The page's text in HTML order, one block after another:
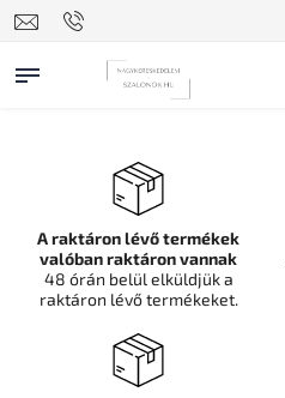
A raktáron lévő termékek
valóban raktáron vannak
48 órán belül elküldjük a
raktáron lévő termékeket.